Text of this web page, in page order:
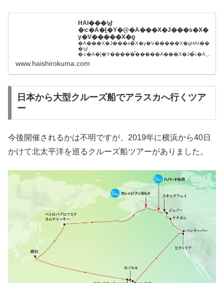
HAI���낭
�܃c�A�[�Y�@�A���X�J���s�X�
y�V�����X�g
�A���X�J���s�̃X�y�V�����X�gHAI��
�낭
�܃c�A�[�Y�����͂�����A���X�J�̃c�A�
ǂ̏��
www.haishirokuma.com
日本から大型クルーズ船でアラスカへ行くツア
ー
今後開催されるかは不明ですが、2019年に横浜から40日
かけて北太平洋を巡るクルーズ船ツアーがありました。